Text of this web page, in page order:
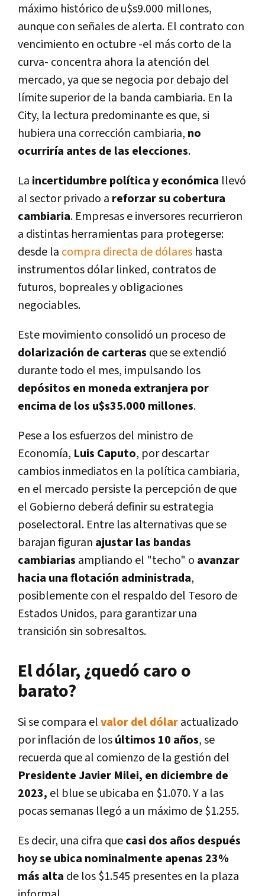
máximo histórico de u$s9.000 millones,
aunque con señales de alerta. El contrato con
vencimiento en octubre -el más corto de la
curva- concentra ahora la atención del
mercado, ya que se negocia por debajo del
límite superior de la banda cambiaria. En la
City, la lectura predominante es que, si
hubiera una corrección cambiaria, no
ocurriría antes de las elecciones.
La incertidumbre política y económica llevó
al sector privado a reforzar su cobertura
cambiaria. Empresas e inversores recurrieron
a distintas herramientas para protegerse:
desde la compra directa de dólares hasta
instrumentos dólar linked, contratos de
futuros, bopreales y obligaciones
negociables.
Este movimiento consolidó un proceso de
dolarización de carteras que se extendió
durante todo el mes, impulsando los
depósitos en moneda extranjera por
encima de los u$s35.000 millones.
Pese a los esfuerzos del ministro de
Economía, Luis Caputo, por descartar
cambios inmediatos en la política cambiaria,
en el mercado persiste la percepción de que
el Gobierno deberá definir su estrategia
poselectoral. Entre las alternativas que se
barajan figuran ajustar las bandas
cambiarias ampliando el "techo" o avanzar
hacia una flotación administrada,
posiblemente con el respaldo del Tesoro de
Estados Unidos, para garantizar una
transición sin sobresaltos.
El dólar, ¿quedó caro o
barato?
Si se compara elvalor del dólaractualizado
por inflación de losúltimos 10 años, se
recuerda que al comienzo de la gestión del
Presidente Javier Milei, en diciembre de
2023, el blue se ubicaba en $1.070. Y a las
pocas semanas llegó a un máximo de $1.255.
Es decir, una cifra quecasi dos años después
hoy se ubica nominalmente apenas 23%
más alta de los $1.545 presentes en la plaza